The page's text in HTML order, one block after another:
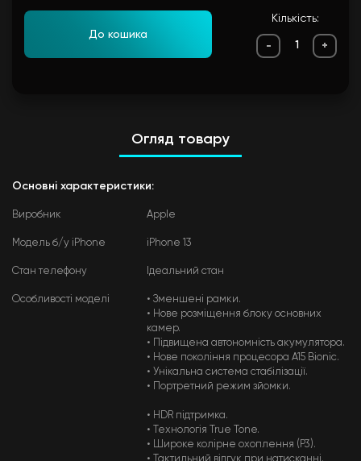
До кошика
Кількість:
- +
Огляд товару
Основні характеристики:
Виробник Apple
Модель б/у iPhone iPhone 13
Стан телефону Ідеальний стан
Особливості моделі
• Зменшені рамки.
• Нове розміщення блоку основних
камер.
• Підвищена автономність акумулятора.
• Нове покоління процесора A15 Bionic.
• Унікальна система стабілізації.
• Портретний режим зйомки.
• HDR підтримка.
• Технологія True Tone.
• Широке колірне охоплення (P3).